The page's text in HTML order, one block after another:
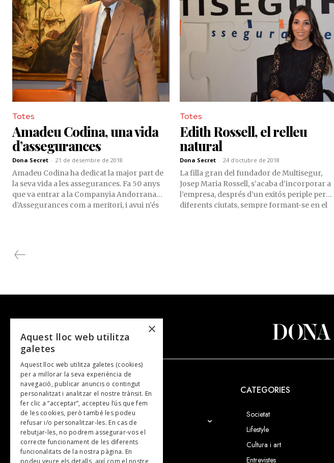
i a l’adaptació constant a les necessitats del
client, lidera una empresa familiar que
combina tradició, innovació i una visió
internacional. La seva especialització en
assegurances empresarials li permet
anticipar-se als riscos d’un entorn cada cop
més complex i exigent.
Totes
Amadeu Codina, una vida
d’assegurances
Dona Secret - 21 de desembre de 2018
Amadeu Codina ha dedicat la major part de
la seva vida a les assegurances. Fa 50 anys
que va entrar a la Companyia Andorrana
d’Assegurances com a meritori, i avui n’és
Totes
Edith Rossell, el relleu
natural
Dona Secret - 24 d'octubre de 2018
La filla gran del fundador de Multisegur,
Josep Maria Rossell, s’acaba d’incorporar a
l’empresa, després d’un exitós periple per
diferents ciutats, sempre formant-se en el
NOSALTRES
El Grup
Contacte
Subscripcions
CATEGORIES
Societat
Lifestyle
Cultura i art
Entrevistes
×
Aquest lloc web utilitza
galetes
Aquest lloc web utilitza galetes (cookies)
per a millorar la seva experiència de
navegació, publicar anuncis o contingut
personalitzat i analitzar el nostre trànsit. En
fer clic a “acceptar”, accepteu l’ús que fem
de les cookies, però també les podeu
refusar i/o personalitzar-les. En cas de
rebutjar-les, no podrem assegurar-vos el
correcte funcionament de les diferents
funcionalitats de la nostra pàgina. En
podeu veure els detalls, així com el nostre